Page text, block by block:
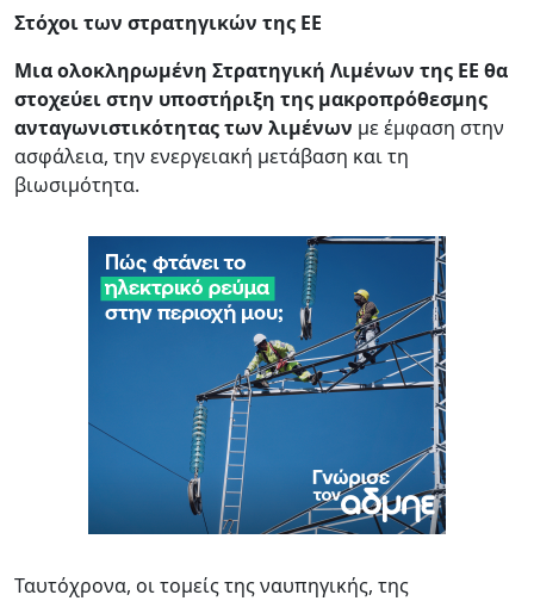
Στόχοι των στρατηγικών της ΕΕ
Μια ολοκληρωμένη Στρατηγική Λιμένων της ΕΕ θα
στοχεύει στην υποστήριξη της μακροπρόθεσμης
ανταγωνιστικότητας των λιμένων με έμφαση στην
ασφάλεια, την ενεργειακή μετάβαση και τη
βιωσιμότητα.
Ταυτόχρονα, οι τομείς της ναυπηγικής, της